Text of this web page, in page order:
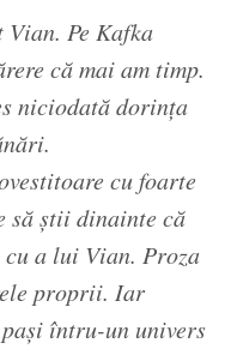
Vian. Pe Kafka
că mai am timp.
niciodată dorinţa
cu foarte
să ştii dinainte că
a lui Vian. Proza
proprii. Iar
întru-un univers